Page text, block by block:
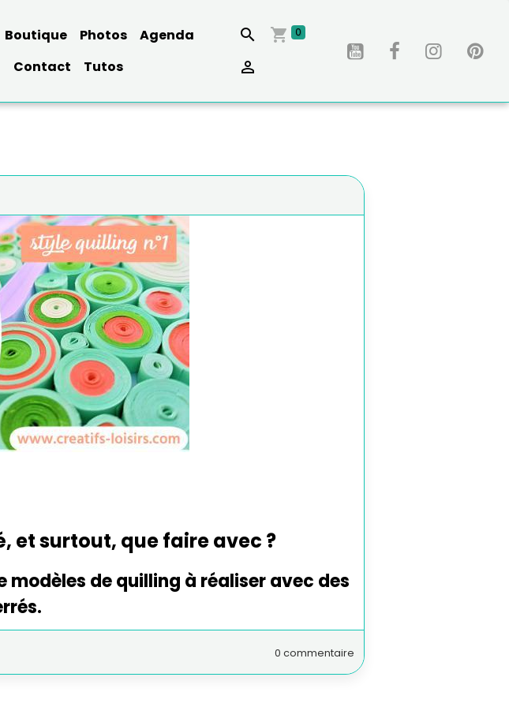
Boutique Photos
Agenda
Contact
Tutos
0
et surtout, que faire avec ?
de quilling à réaliser avec des
0 commentaire